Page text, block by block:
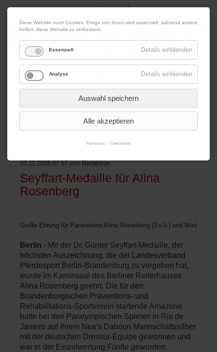
09. August 2026 Impressum|Kontakt|Datenschutz
Werbung
03.11.2016 07:57 von Redaktion
Seyffart-Medaille für Alina
Rosenberg
Große Ehrung für Parareiterin Alina Rosenberg (3.v.li.) und Martina
Berlin - Mit der Dr. Günter Seyffart-Medaille, der
höchsten Auszeichnung, die der Landesverband
Pferdesport Berlin-Brandenburg zu vergeben hat,
wurde im Kaminsaal des Berliner Reiterhauses
Alina Rosenberg geehrt. Die für den
Brandenburgischen Präventions- und
Rehabilitations-Sportverein startende Amazone
hatte bei den Paralympischen Spielen in Rio de
Janeiro auf ihrem Nea’s Daboun Mannschaftssilber
mit der deutschen Dressur-Equipe gewonnen und
war in der Einzelwertung Fünfte geworden.
Diese Website nutzt Cookies. Einige von ihnen sind essenziell, während andere
helfen, diese Website zu verbessern.
Essenziell Details einblenden
Analyse Details einblenden
Auswahl speichern
Alle akzeptieren
Impressum Datenschutz